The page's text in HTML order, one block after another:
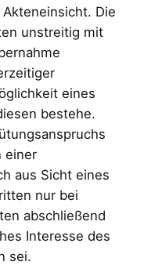
Die
unstreitig mit
eines
bestehe.
einer
aus Sicht eines
nur bei
abschließend
Interesse des
sei.